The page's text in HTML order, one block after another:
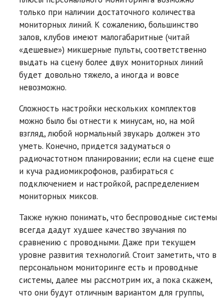
только при наличии достаточного количества
мониторных линий. К сожалению, большинство
залов, клубов имеют малогабаритные (читай
«дешевые») микшерные пульты, соответственно
выдать на сцену более двух мониторных линий
будет довольно тяжело, а иногда и вовсе
невозможно.
Сложность настройки нескольких комплектов
можно было бы отнести к минусам, но, на мой
взгляд, любой нормальный звукарь должен это
уметь. Конечно, придется задуматься о
радиочастотном планировании; если на сцене еще
и куча радиомикрофонов, разбираться с
подключением и настройкой, распределением
мониторных миксов.
Также нужно понимать, что беспроводные системы
всегда дадут худшее качество звучания по
сравнению с проводными. Даже при текущем
уровне развития технологий. Стоит заметить, что в
персональном мониторинге есть и проводные
системы, далее мы рассмотрим их, а пока скажем,
что они будут отличным вариантом для группы,